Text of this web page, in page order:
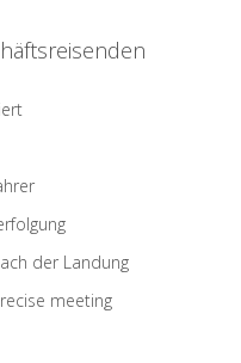
der Landung
meeting